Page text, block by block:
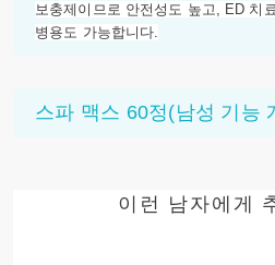
보충제이므로 안전성도 높고, ED 치
병용도 가능합니다.
스파 맥스 60정(남성 기능
이런 남자에게